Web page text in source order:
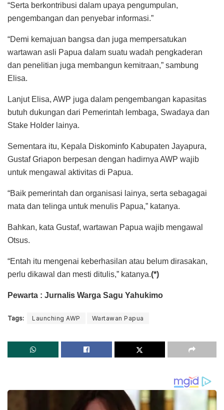
“Serta berkontribusi dalam upaya pengumpulan,
pengembangan dan penyebar informasi.”
“Demi kemajuan bangsa dan juga mempersatukan
wartawan asli Papua dalam suatu wadah pengkaderan
dan penelitian juga membangun kemitraan,” sambung
Elisa.
Lanjut Elisa, AWP juga dalam pengembangan kapasitas
butuh dukungan dari Pemerintah lembaga, Swadaya dan
Stake Holder lainya.
Sementara itu, Kepala Diskominfo Kabupaten Jayapura,
Gustaf Griapon berpesan dengan hadirnya AWP wajib
untuk mengawal aktivitas di Papua.
“Baik pemerintah dan organisasi lainya, serta sebagagai
mata dan telinga untuk menulis Papua,” katanya.
Bahkan, kata Gustaf, wartawan Papua wajib mengawal
Otsus.
“Entah itu mengenai keberhasilan atau belum dirasakan,
perlu dikawal dan mesti ditulis,” katanya.(*)
Pewarta : Jurnalis Warga Sagu Yahukimo
Tags: Launching AWP Wartawan Papua